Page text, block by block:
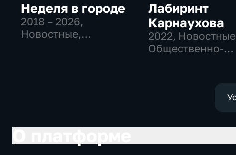
Неделя в городе
2018 – 2026,
Новостные,
Лабиринт
Карнаухова
2022,
Общественно-